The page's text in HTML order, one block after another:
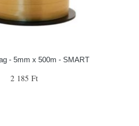
- 5mm x 500m - SMART
2 185 Ft